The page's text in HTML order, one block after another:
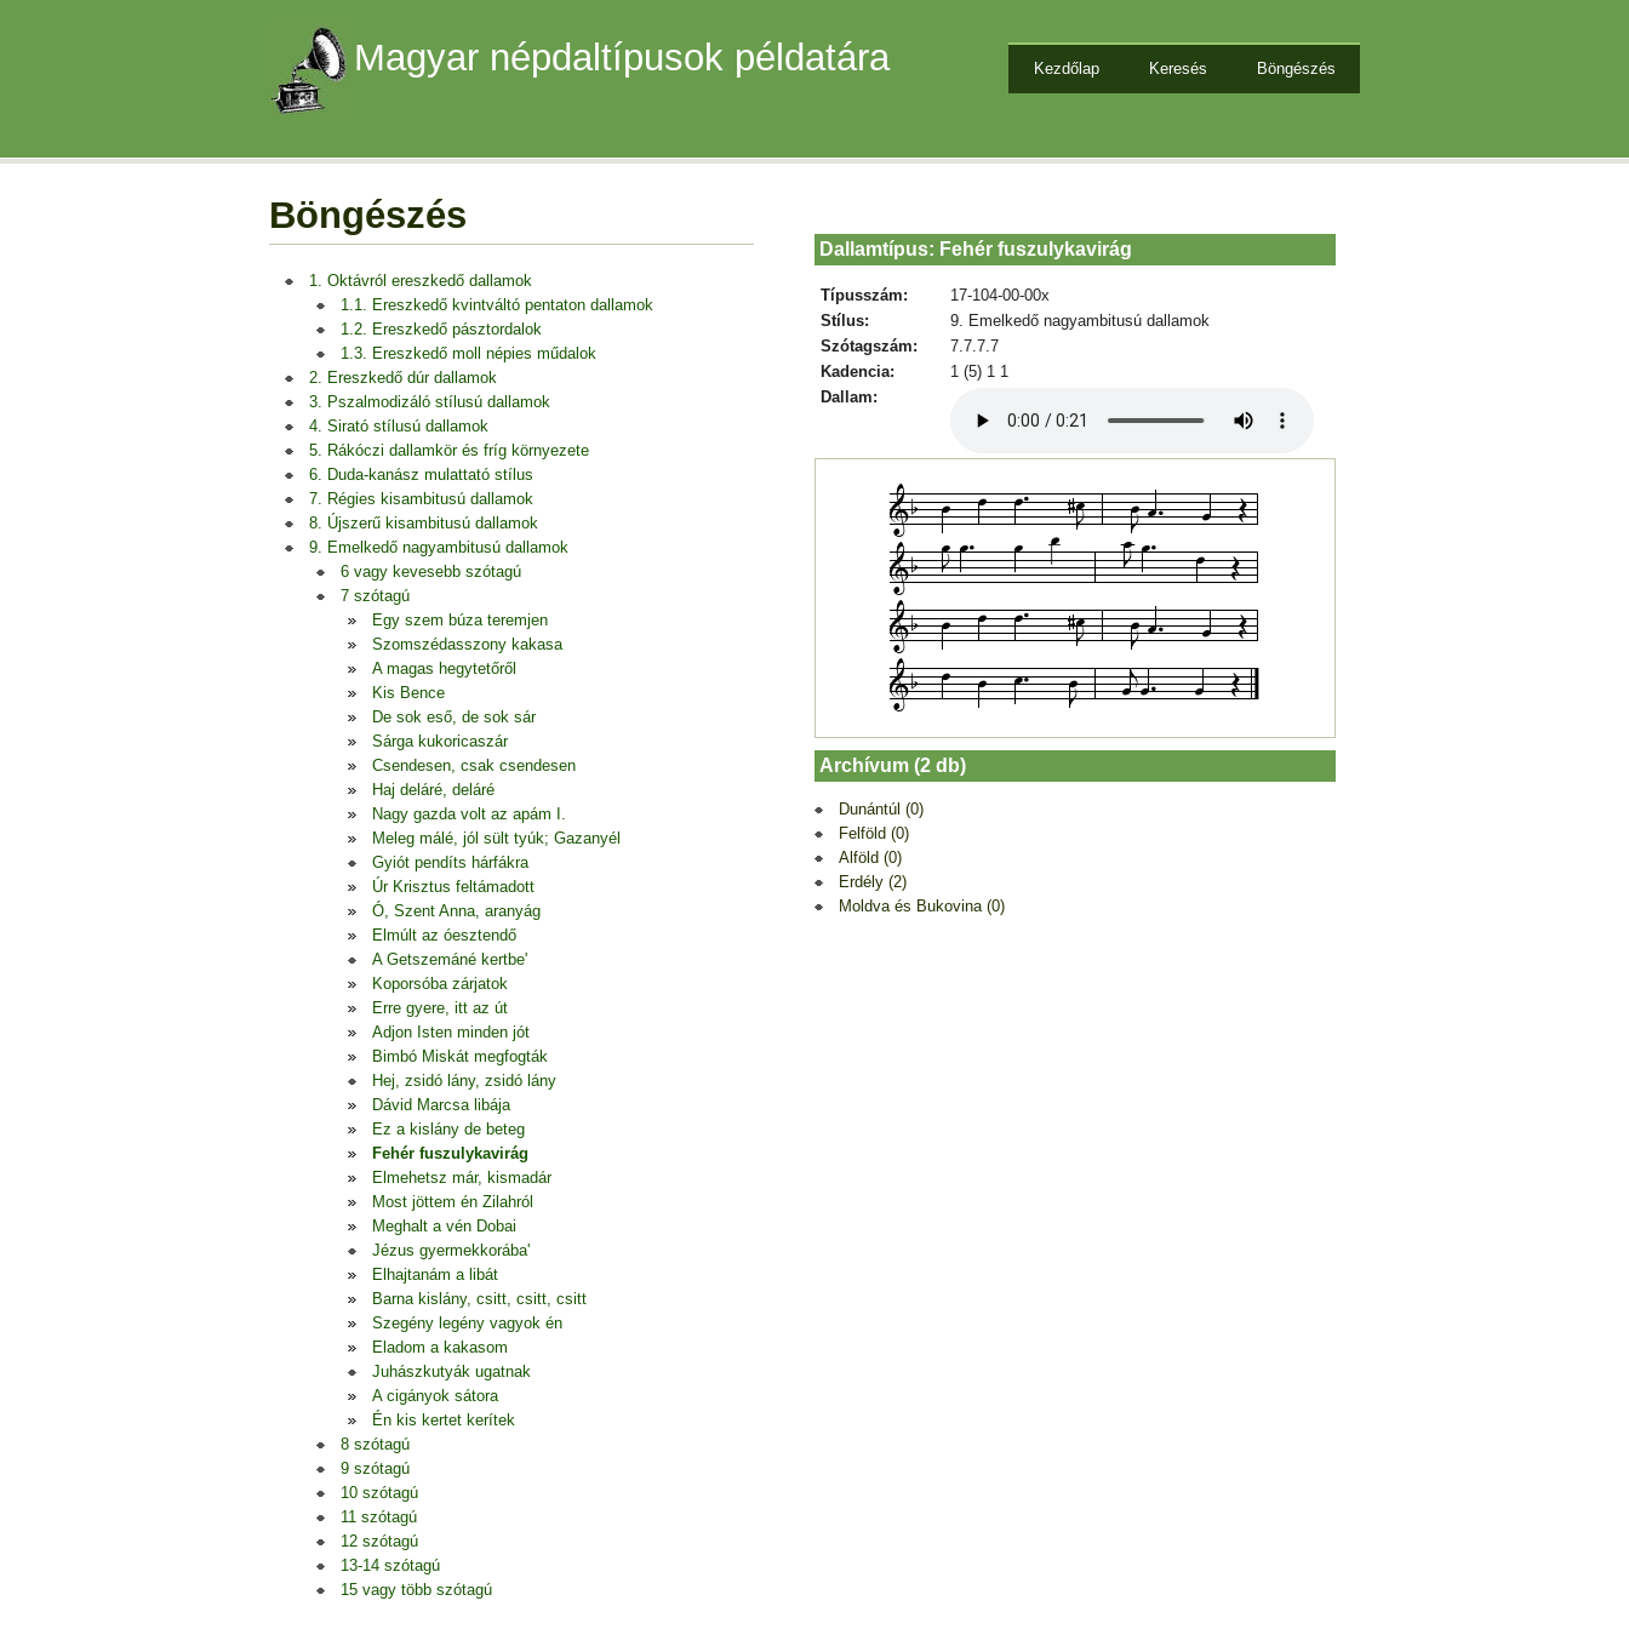
Magyar népdaltípusok példatára Kezdőlap Keresés Böngészés
Böngészés
1. Oktávról ereszkedő dallamok
1.1. Ereszkedő kvintváltó pentaton dallamok
1.2. Ereszkedő pásztordalok
1.3. Ereszkedő moll népies műdalok
2. Ereszkedő dúr dallamok
3. Pszalmodizáló stílusú dallamok
4. Sirató stílusú dallamok
5. Rákóczi dallamkör és fríg környezete
6. Duda-kanász mulattató stílus
7. Régies kisambitusú dallamok
8. Újszerű kisambitusú dallamok
9. Emelkedő nagyambitusú dallamok
6 vagy kevesebb szótagú
7 szótagú
Egy szem búza teremjen
Szomszédasszony kakasa
A magas hegytetőről
Kis Bence
De sok eső, de sok sár
Sárga kukoricaszár
Csendesen, csak csendesen
Haj deláré, deláré
Nagy gazda volt az apám I.
Meleg málé, jól sült tyúk; Gazanyél
Gyiót pendíts hárfákra
Úr Krisztus feltámadott
Ó, Szent Anna, aranyág
Elmúlt az óesztendő
A Getszemáné kertbe'
Koporsóba zárjatok
Erre gyere, itt az út
Adjon Isten minden jót
Bimbó Miskát megfogták
Hej, zsidó lány, zsidó lány
Dávid Marcsa libája
Ez a kislány de beteg
Fehér fuszulykavirág
Elmehetsz már, kismadár
Most jöttem én Zilahról
Meghalt a vén Dobai
Jézus gyermekkorába'
Elhajtanám a libát
Barna kislány, csitt, csitt, csitt
Szegény legény vagyok én
Eladom a kakasom
Juhászkutyák ugatnak
A cigányok sátora
Én kis kertet kerítek
8 szótagú
9 szótagú
10 szótagú
11 szótagú
12 szótagú
13-14 szótagú
15 vagy több szótagú
Dallamtípus: Fehér fuszulykavirág
Típusszám:
17-104-00-00x
Stílus:
9. Emelkedő nagyambitusú dallamok
Szótagszám:
7.7.7.7
Kadencia:
1 (5) 1 1
Dallam:
Archívum (2 db)
Dunántúl (0)
Felföld (0)
Alföld (0)
Erdély (2)
Moldva és Bukovina (0)